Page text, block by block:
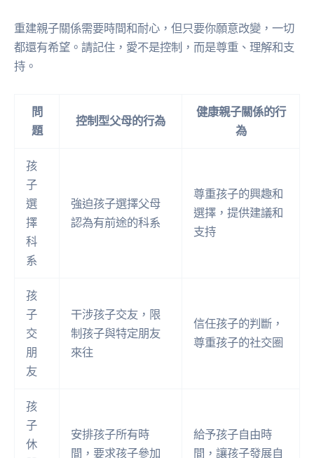
重建親子關係需要時間和耐心，但只要你願意改變，一切
都還有希望。請記住，愛不是控制，而是尊重、理解和支
持。
問
題
控制型父母的行為
健康親子關係的行
為
孩
子
選
擇
科
系
強迫孩子選擇父母
認為有前途的科系
尊重孩子的興趣和
選擇，提供建議和
支持
孩
子
交
朋
友
干涉孩子交友，限
制孩子與特定朋友
來往
信任孩子的判斷，
尊重孩子的社交圈
孩
子
休
安排孩子所有時
間，要求孩子參加
給予孩子自由時
間，讓孩子發展自